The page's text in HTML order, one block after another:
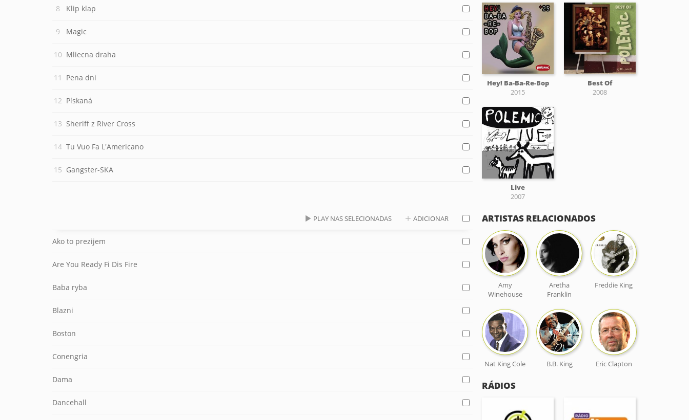
Klip klap
Magic
Mliecna draha
Pena dni
Pískaná
Sheriff z River Cross
Tu Vuo Fa L'Americano
Gangster-SKA
PLAY NAS SELECIONADAS ADICIONAR
Ako to prezijem
Are You Ready Fi Dis Fire
Baba ryba
Blazni
Boston
Conengria
Dama
Dancehall
Hey! Ba-Ba-Re-Bop
2015
Best Of
2008
Live
2007
ARTISTAS RELACIONADOS
Amy
Winehouse
Aretha
Franklin
Freddie King
Nat King Cole B.B. King Eric Clapton
RÁDIOS